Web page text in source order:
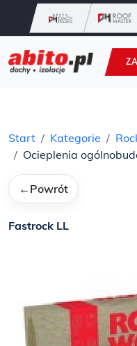
Start Kategorie
Ocieplenia
← Powrót
Fastrock LL